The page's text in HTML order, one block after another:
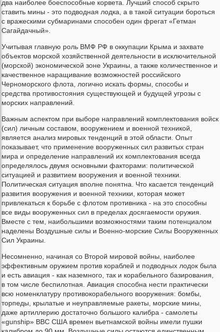
два наиболее боеспособные корвета. Лучший способ скрыто
ставить мины - это подводная лодка, а в такой ситуации бороться
с вражескими субмаринами способен один фрегат «Гетман
Сагайдачный».
Учитывая главную роль ВМФ РФ в оккупации Крыма и захвате
объектов морской хозяйственной деятельности в исключительной
(морской) экономической зоне Украины, а также количественное и
качественное наращивание возможностей российского
Черноморского флота, логично искать формы, способы и
средства противостояния существующей и будущей угрозы с
морских направлений.
Важным аспектом при выборе направлений комплектования войск
(сил) личным составом, вооружением и военной техникой,
является анализ мировых тенденций в этой области. Опыт
показывает, что применение вооруженных сил развитых стран
мира и определение направлений их комплектования всегда
определялось двумя основными факторами: политической
ситуацией и развитием вооружения и военной техники.
Политическая ситуация вполне понятна. Что касается тенденций
развития вооружения и военной техники, которая может
привлекаться к борьбе с флотом противника - на это способны
все виды вооруженных сил в пределах досягаемости оружия.
Вместе с тем, наибольшими возможностями таким потенциалом
наделены Воздушные силы и Военно-морские Силы Вооруженных
Сил Украины.
Несомненно, начиная со Второй мировой войны, наиболее
эффективным оружием против кораблей и подводных лодок была
и есть авиация - как наземного, так и корабельного базирования,
в том числе беспилотная. Авиация способна нести практически
всю номенклатуру противокорабельного вооружения: бомбы,
торпеды, крылатые и неуправляемые ракеты, морские мины,
даже артиллерию достаточно большого калибра - самолеты
«gunship» ВВС США времен вьетнамской войны имели пушки